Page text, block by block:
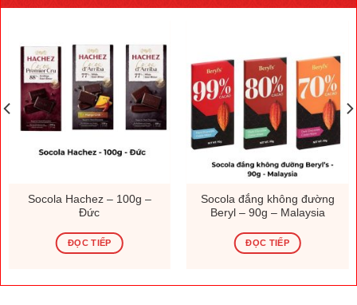
Socola Hachez – 100g –
Đức
ĐỌC TIẾP
Socola đắng không đường
Beryl – 90g – Malaysia
ĐỌC TIẾP